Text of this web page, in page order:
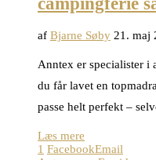
af Bjarne Søby 21. maj
Anntex er specialister i
du får lavet en
passe helt perfekt –
Læs mere
1 FacebookEmail